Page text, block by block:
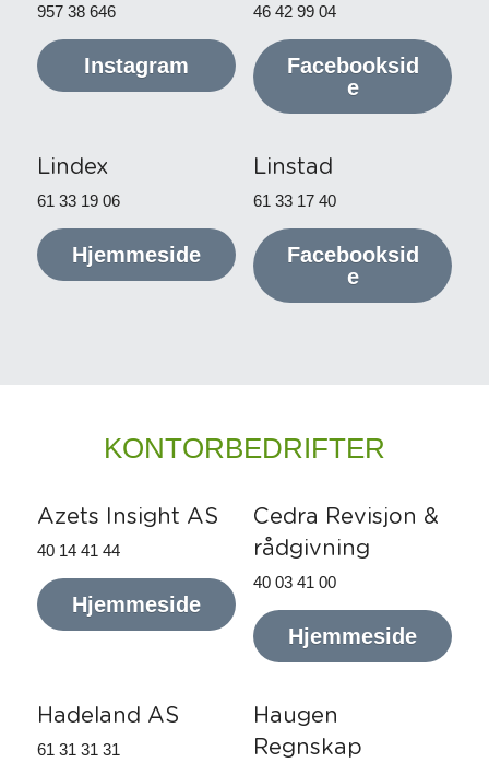
957 38 646
Instagram
46 42 99 04
Facebooksid
e
Lindex
61 33 19 06
Hjemmeside
Linstad
61 33 17 40
Facebooksid
e
KONTORBEDRIFTER
Azets Insight AS
40 14 41 44
Hjemmeside
Cedra Revisjon &
rådgivning
40 03 41 00
Hjemmeside
Hadeland AS
61 31 31 31
Haugen
Regnskap